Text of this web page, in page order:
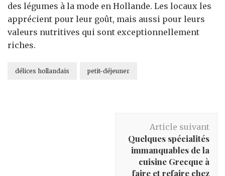
des légumes à la mode en Hollande. Les locaux les
apprécient pour leur goût, mais aussi pour leurs
valeurs nutritives qui sont exceptionnellement
riches.
délices hollandais petit-déjeuner
Article suivant
Quelques spécialités
immanquables de la
cuisine Grecque à
faire et refaire chez